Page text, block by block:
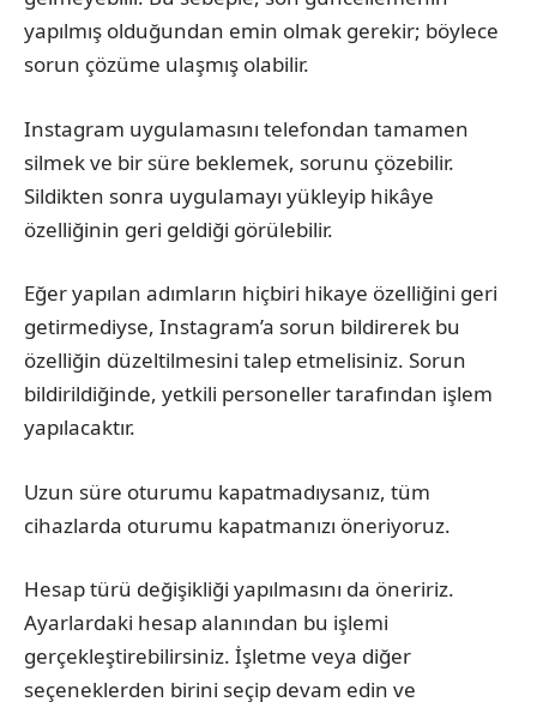
yapılmış olduğundan emin olmak gerekir; böylece
sorun çözüme ulaşmış olabilir.
Instagram uygulamasını telefondan tamamen
silmek ve bir süre beklemek, sorunu çözebilir.
Sildikten sonra uygulamayı yükleyip hikâye
özelliğinin geri geldiği görülebilir.
Eğer yapılan adımların hiçbiri hikaye özelliğini geri
getirmediyse, Instagram’a sorun bildirerek bu
özelliğin düzeltilmesini talep etmelisiniz. Sorun
bildirildiğinde, yetkili personeller tarafından işlem
yapılacaktır.
Uzun süre oturumu kapatmadıysanız, tüm
cihazlarda oturumu kapatmanızı öneriyoruz.
Hesap türü değişikliği yapılmasını da öneririz.
Ayarlardaki hesap alanından bu işlemi
gerçekleştirebilirsiniz. İşletme veya diğer
seçeneklerden birini seçip devam edin ve